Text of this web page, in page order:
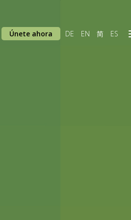
Únete ahora DE EN 简 ES